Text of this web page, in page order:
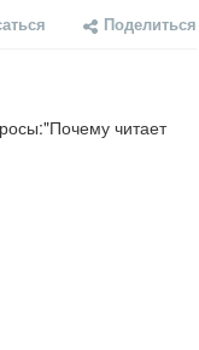
Поделиться
читает